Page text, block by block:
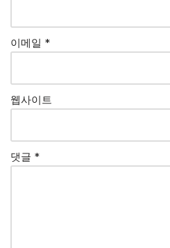
이메일 *
웹사이트
댓글 *